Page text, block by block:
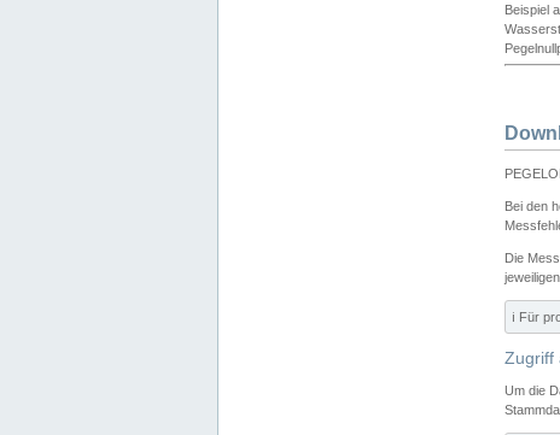
Beispiel
Bei den
Die
ℹ️ Für
Zugriff
Um die